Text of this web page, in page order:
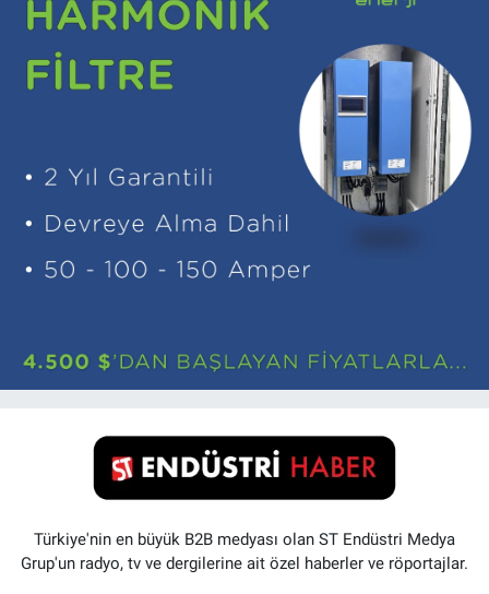
Türkiye'nin en büyük B2B medyası olan ST Endüstri Medya
Grup'un radyo, tv ve dergilerine ait özel haberler ve röportajlar.